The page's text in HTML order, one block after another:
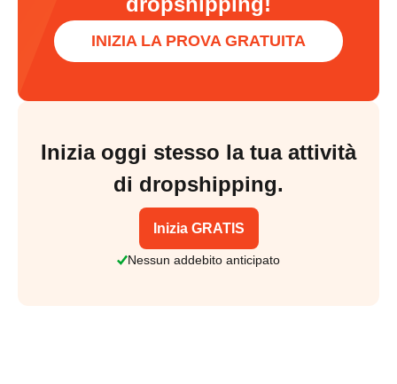
INIZIA LA PROVA GRATUITA
Inizia oggi stesso la tua attività
di dropshipping.
Inizia GRATIS
Nessun addebito anticipato